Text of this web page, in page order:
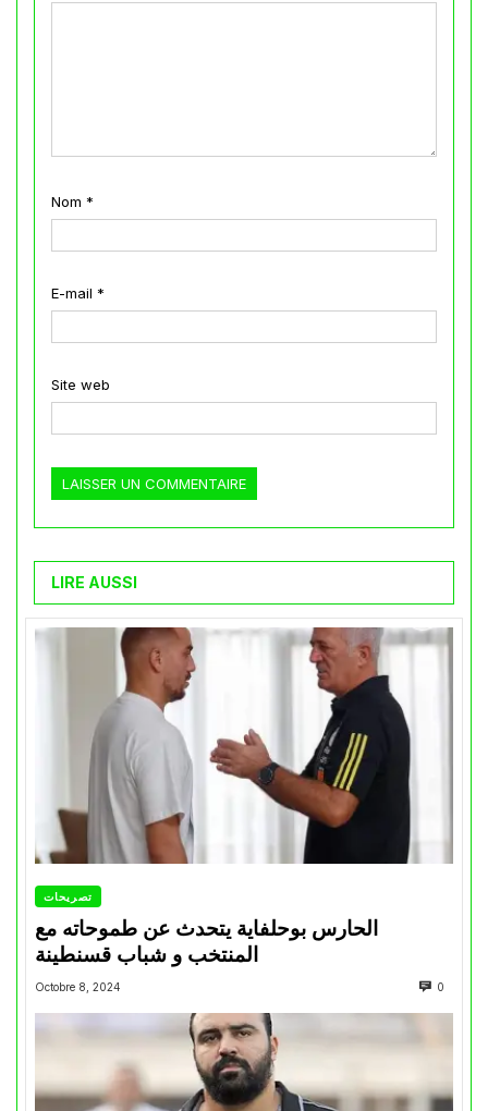
Nom *
E-mail *
Site web
LIRE AUSSI
تصريحات
الحارس بوحلفاية يتحدث عن طموحاته مع
المنتخب و شباب قسنطينة
Octobre 8, 2024 0